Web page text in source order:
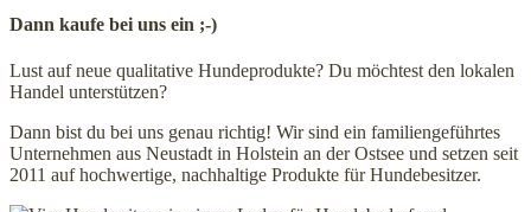
Dann kaufe bei uns ein ;-)
Lust auf neue qualitative Hundeprodukte? Du möchtest den lokalen
Handel unterstützen?
Dann bist du bei uns genau richtig! Wir sind ein familiengeführtes
Unternehmen aus Neustadt in Holstein an der Ostsee und setzen seit
2011 auf hochwertige, nachhaltige Produkte für Hundebesitzer.